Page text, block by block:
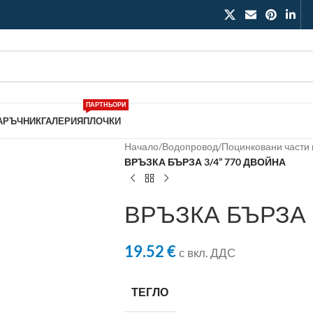
ГАЛЕРИЯПЛОЧКИ
ПАРТНЬОРИ
Начало/Водопровод/Поцинковани части
ВРЪЗКА БЪРЗА 3/4” 770 ДВОЙНА
ВРЪЗКА БЪРЗА
19.52€с вкл. ДДС
ТЕГЛО